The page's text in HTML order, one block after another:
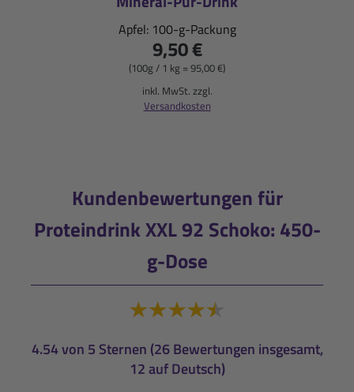
Apfel: 100-g-Packung
9,50 €
(100g / 1 kg = 95,00 €)
inkl. MwSt. zzgl.
Versandkosten
Kundenbewertungen für
Proteindrink XXL 92 Schoko: 450-
g-Dose
4.54 von 5 Sternen (26 Bewertungen insgesamt,
12 auf Deutsch)